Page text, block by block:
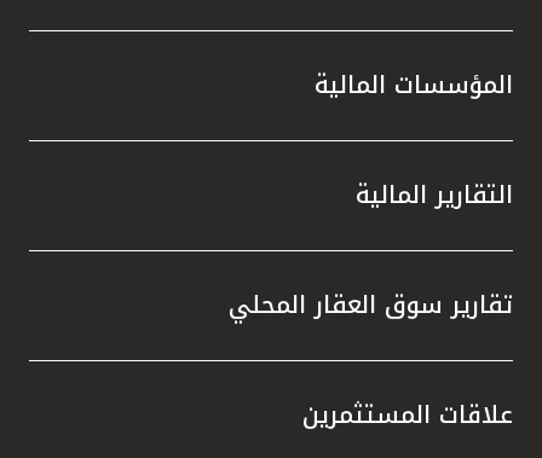
المؤسسات المالية
التقارير المالية
تقارير سوق العقار المحلي
علاقات المستثمرين